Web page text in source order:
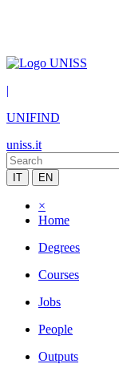
|
UNIFIND
uniss.it
IT EN
×
Home
Degrees
Courses
Jobs
People
Outputs